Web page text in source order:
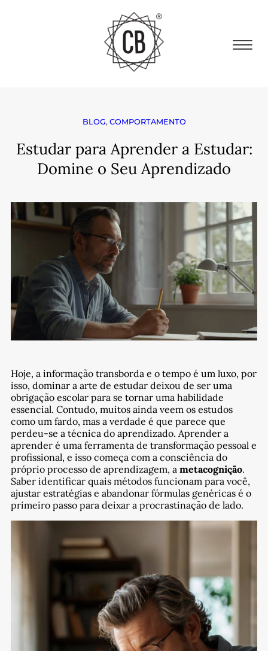
BLOG, COMPORTAMENTO
Estudar para Aprender a Estudar:
Domine o Seu Aprendizado
Hoje, a informação transborda e o tempo é um luxo, por
isso, dominar a arte de estudar deixou de ser uma
obrigação escolar para se tornar uma habilidade
essencial. Contudo, muitos ainda veem os estudos
como um fardo, mas a verdade é que parece que
perdeu-se a técnica do aprendizado. Aprender a
aprender é uma ferramenta de transformação pessoal e
profissional, e isso começa com a consciência do
próprio processo de aprendizagem, a metacognição.
Saber identificar quais métodos funcionam para você,
ajustar estratégias e abandonar fórmulas genéricas é o
primeiro passo para deixar a procrastinação de lado.